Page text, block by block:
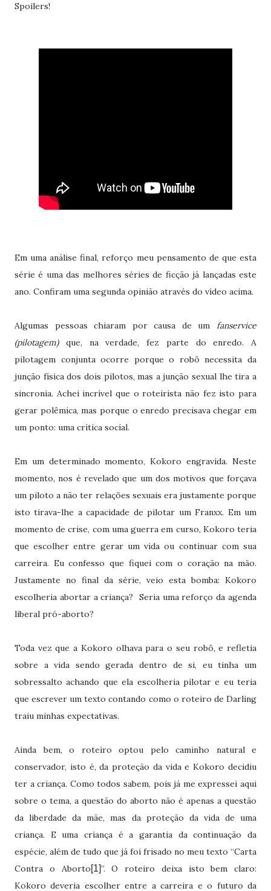
Spoilers!
Em uma análise final, reforço meu pensamento de que esta
série é uma das melhores séries de ficção já lançadas este
ano. Confiram uma segunda opinião através do vídeo acima.
Algumas pessoas chiaram por causa de um fanservice
(pilotagem)que, na verdade, fez parte do enredo. A
pilotagem conjunta ocorre porque o robô necessita da
junção física dos dois pilotos, mas a junção sexual lhe tira a
sincronia. Achei incrível que o roteirista não fez isto para
gerar polêmica, mas porque o enredo precisava chegar em
um ponto: uma crítica social.
Em um determinado momento, Kokoro engravida. Neste
momento, nos é revelado que um dos motivos que forçava
um piloto a não ter relações sexuais era justamente porque
isto tirava-lhe a capacidade de pilotar um Franxx. Em um
momento de crise, com uma guerra em curso, Kokoro teria
que escolher entre gerar um vida ou continuar com sua
carreira. Eu confesso que fiquei com o coração na mão.
Justamente no final da série, veio esta bomba: Kokoro
escolheria abortar a criança?
Seria uma reforço da agenda
liberal pró-aborto?
Toda vez que a Kokoro olhava para o seu robô, e refletia
sobre a vida sendo gerada dentro de si, eu tinha um
sobressalto achando que ela escolheria pilotar e eu teria
que escrever um texto contando como o roteiro de Darling
traiu minhas expectativas.
Ainda bem, o roteiro optou pelo caminho natural e
conservador, isto é, da proteção da vida e Kokoro decidiu
ter a criança. Como todos sabem, pois já me expressei aqui
sobre o tema, a questão do aborto não é apenas a questão
da liberdade da mãe, mas da proteção da vida de uma
criança. E uma criança é a garantia da continuação da
espécie, além de tudo que já foi frisado no meu texto “Carta
Contra o Aborto[1]”. O roteiro deixa isto bem claro:
Kokoro deveria escolher entre a carreira e o futuro da